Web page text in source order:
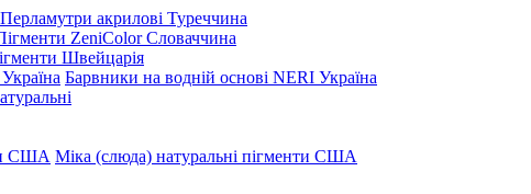
Перламутри акрилові Туреччина
ZeniColor Словаччина
Швейцарія
Барвники на водній основі NERI Україна
Міка (слюда) натуральні пігменти США